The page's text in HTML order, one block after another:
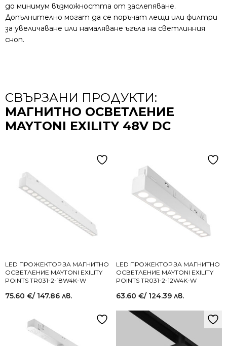
до минимум възможността от заслепяване.
Допълнително могат да се поръчат лещи или филтри
за увеличаване или намаляване ъгъла на светлинния
сноп.
СВЪРЗАНИ ПРОДУКТИ:
МАГНИТНО ОСВЕТЛЕНИЕ
MAYTONI EXILITY 48V DC
LED ПРОЖЕКТОР ЗА МАГНИТНО
ОСВЕТЛЕНИЕ MAYTONI EXILITY
POINTS TR031-2-18W4K-W
75.60 €/ 147.86 лв.
LED ПРОЖЕКТОР ЗА МАГНИТНО
ОСВЕТЛЕНИЕ MAYTONI EXILITY
POINTS TR031-2-12W4K-W
63.60 €/ 124.39 лв.